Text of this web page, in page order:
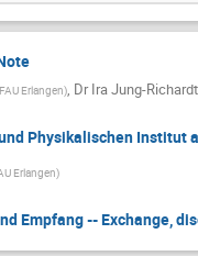
FAU Erlangen), Dr Ira Jung-Richardt
Physikalischen
Erlangen)
Empfang -- Exchange,